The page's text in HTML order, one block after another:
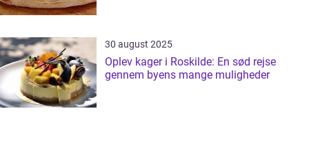
30 august 2025
Oplev kager i Roskilde: En sød rejse
gennem byens mange muligheder